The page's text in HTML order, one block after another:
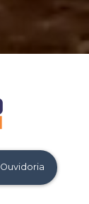
Ouvidoria